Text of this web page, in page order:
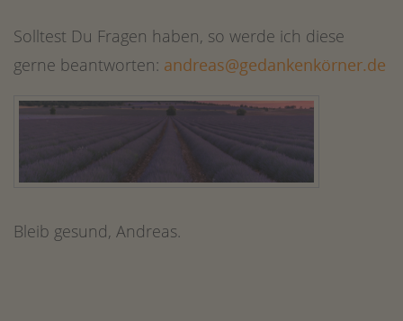
More Information
Usercentrics Consent
Solltest Du Fragen haben, so werde ich diese
gerne beantworten: andreas@gedankenkörner.de
Bleib gesund, Andreas.